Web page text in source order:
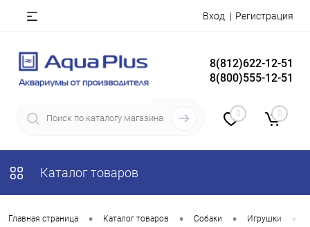
Вход Регистрация
8(812)622-12-51
8(800)555-12-51
0 0
Каталог товаров
Главная страница • Каталог товаров • Собаки • Игрушки •